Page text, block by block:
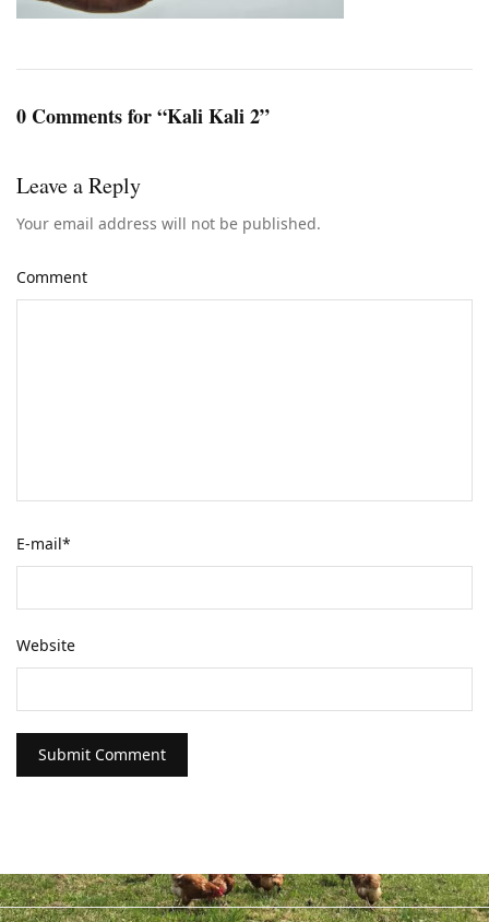
0 Comments for “Kali Kali 2”
Leave a Reply
Your email address will not be published.
Comment
E-mail*
Website